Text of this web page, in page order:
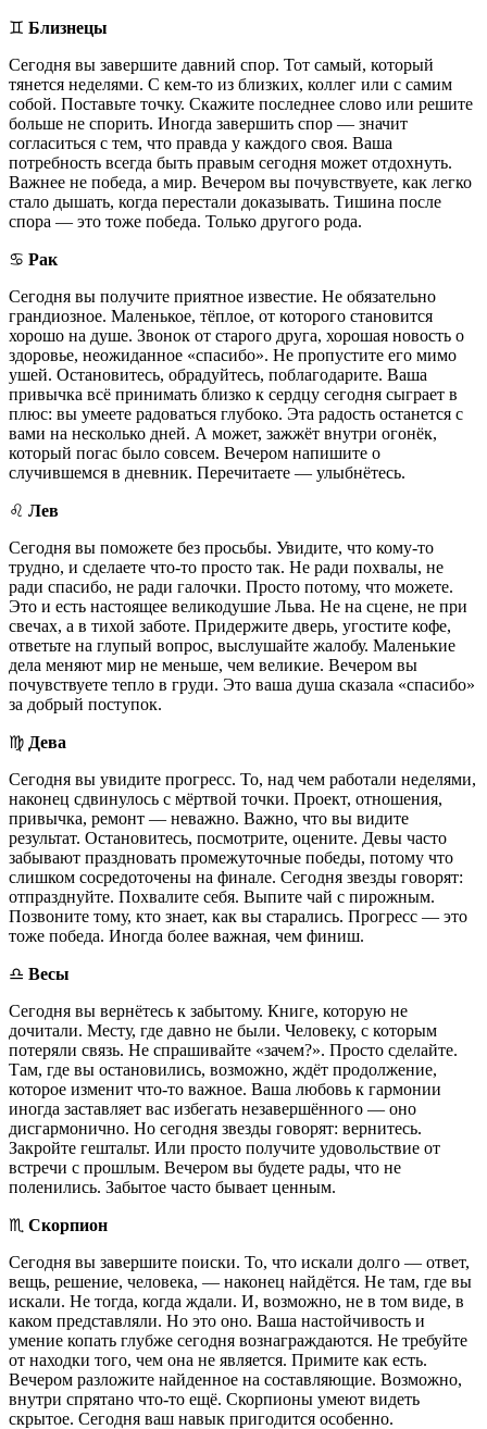
♊️ Близнецы
Сегодня вы завершите давний спор. Тот самый, который
тянется неделями. С кем-то из близких, коллег или с самим
собой. Поставьте точку. Скажите последнее слово или решите
больше не спорить. Иногда завершить спор — значит
согласиться с тем, что правда у каждого своя. Ваша
потребность всегда быть правым сегодня может отдохнуть.
Важнее не победа, а мир. Вечером вы почувствуете, как легко
стало дышать, когда перестали доказывать. Тишина после
спора — это тоже победа. Только другого рода.
♋️ Рак
Сегодня вы получите приятное известие. Не обязательно
грандиозное. Маленькое, тёплое, от которого становится
хорошо на душе. Звонок от старого друга, хорошая новость о
здоровье, неожиданное «спасибо». Не пропустите его мимо
ушей. Остановитесь, обрадуйтесь, поблагодарите. Ваша
привычка всё принимать близко к сердцу сегодня сыграет в
плюс: вы умеете радоваться глубоко. Эта радость останется с
вами на несколько дней. А может, зажжёт внутри огонёк,
который погас было совсем. Вечером напишите о
случившемся в дневник. Перечитаете — улыбнётесь.
♌️ Лев
Сегодня вы поможете без просьбы. Увидите, что кому-то
трудно, и сделаете что-то просто так. Не ради похвалы, не
ради спасибо, не ради галочки. Просто потому, что можете.
Это и есть настоящее великодушие Льва. Не на сцене, не при
свечах, а в тихой заботе. Придержите дверь, угостите кофе,
ответьте на глупый вопрос, выслушайте жалобу. Маленькие
дела меняют мир не меньше, чем великие. Вечером вы
почувствуете тепло в груди. Это ваша душа сказала «спасибо»
за добрый поступок.
♍️ Дева
Сегодня вы увидите прогресс. То, над чем работали неделями,
наконец сдвинулось с мёртвой точки. Проект, отношения,
привычка, ремонт — неважно. Важно, что вы видите
результат. Остановитесь, посмотрите, оцените. Девы часто
забывают праздновать промежуточные победы, потому что
слишком сосредоточены на финале. Сегодня звезды говорят:
отпразднуйте. Похвалите себя. Выпите чай с пирожным.
Позвоните тому, кто знает, как вы старались. Прогресс — это
тоже победа. Иногда более важная, чем финиш.
♎️ Весы
Сегодня вы вернётесь к забытому. Книге, которую не
дочитали. Месту, где давно не были. Человеку, с которым
потеряли связь. Не спрашивайте «зачем?». Просто сделайте.
Там, где вы остановились, возможно, ждёт продолжение,
которое изменит что-то важное. Ваша любовь к гармонии
иногда заставляет вас избегать незавершённого — оно
дисгармонично. Но сегодня звезды говорят: вернитесь.
Закройте гештальт. Или просто получите удовольствие от
встречи с прошлым. Вечером вы будете рады, что не
поленились. Забытое часто бывает ценным.
♏️ Скорпион
Сегодня вы завершите поиски. То, что искали долго — ответ,
вещь, решение, человека, — наконец найдётся. Не там, где вы
искали. Не тогда, когда ждали. И, возможно, не в том виде, в
каком представляли. Но это оно. Ваша настойчивость и
умение копать глубже сегодня вознаграждаются. Не требуйте
от находки того, чем она не является. Примите как есть.
Вечером разложите найденное на составляющие. Возможно,
внутри спрятано что-то ещё. Скорпионы умеют видеть
скрытое. Сегодня ваш навык пригодится особенно.